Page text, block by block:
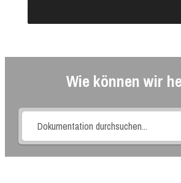
Wie können wir